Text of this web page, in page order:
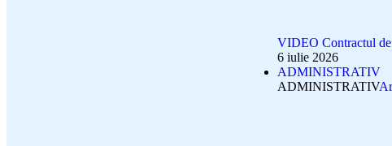
VIDEO Contractul
6 iulie 2026
ADMINISTRATIV
ADMINISTRATIV